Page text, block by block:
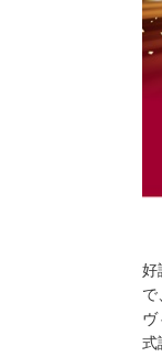
好
で
式